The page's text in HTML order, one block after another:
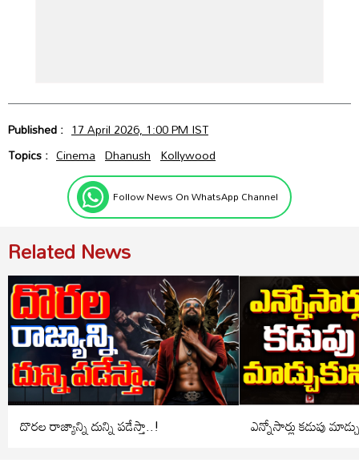
Published : 17 April 2026, 1:00 PM IST
Topics : Cinema Dhanush Kollywood
Follow News On WhatsApp Channel
Related News
దొరల రాజ్యాన్ని దున్ని పడేస్తా..! ఎన్నోసార్లు కడుపు